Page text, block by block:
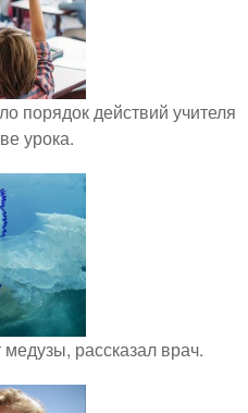
порядок действий учителя
урока.
рассказал врач.